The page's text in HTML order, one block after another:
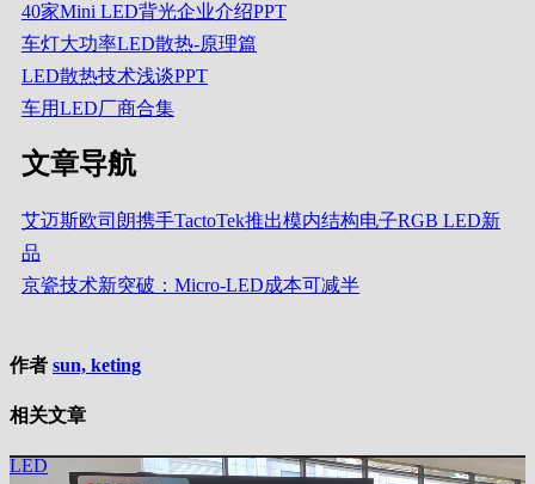
40家Mini LED背光企业介绍PPT
车灯大功率LED散热-原理篇
LED散热技术浅谈PPT
车用LED厂商合集
文章导航
艾迈斯欧司朗携手TactoTek推出模内结构电子RGB LED新
品
京瓷技术新突破：Micro-LED成本可减半
作者 sun, keting
相关文章
LED